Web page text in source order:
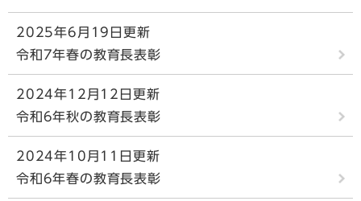
2025年6月19日更新
令和7年春の教育長表彰
2024年12月12日更新
令和6年秋の教育長表彰
2024年10月11日更新
令和6年春の教育長表彰